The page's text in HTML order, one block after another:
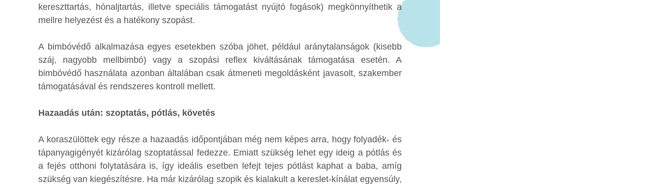
kereszttartás, hónaljtartás, illetve speciális támogatást nyújtó fogások) megkönnyíthetik a
mellre helyezést és a hatékony szopást.
A bimbóvédő alkalmazása egyes esetekben szóba jöhet, például aránytalanságok (kisebb
száj, nagyobb mellbimbó) vagy a szopási reflex kiváltásának támogatása esetén. A
bimbóvédő használata azonban általában csak átmeneti megoldásként javasolt, szakember
támogatásával és rendszeres kontroll mellett.
Hazaadás után: szoptatás, pótlás, követés
A koraszülöttek egy része a hazaadás időpontjában még nem képes arra, hogy folyadék- és
tápanyagigényét kizárólag szoptatással fedezze. Emiatt szükség lehet egy ideig a pótlás és
a fejés otthoni folytatására is, így ideális esetben lefejt tejes pótlást kaphat a baba, amíg
szükség van kiegészítésre. Ha már kizárólag szopik és kialakult a kereslet-kínálat egyensúly,